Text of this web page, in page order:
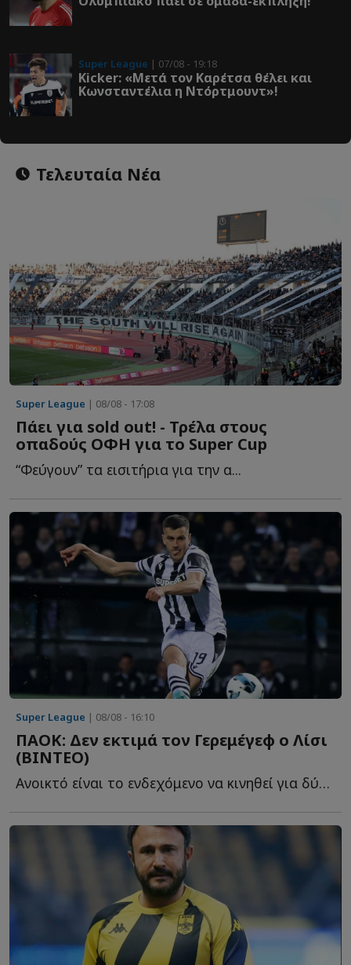
Super League | 07/08 - 19:18
Kicker: «Μετά τον Καρέτσα θέλει και
Κωνσταντέλια η Ντόρτμουντ»!
Τελευταία Νέα
Super League | 08/08 - 17:08
Πάει για sold out! - Τρέλα στους
οπαδούς ΟΦΗ για το Super Cup
“Φεύγουν” τα εισιτήρια για την α...
Super League | 08/08 - 16:10
ΠΑΟΚ: Δεν εκτιμά τον Γερεμέγεφ ο Λίσι
(ΒΙΝΤΕΟ)
Ανοικτό είναι το ενδεχόμενο να κινηθεί για δύο επιθετικούς ο...